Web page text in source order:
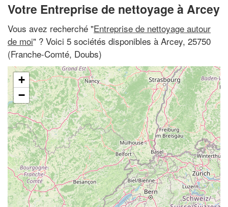
Votre Entreprise de nettoyage à Arcey
Vous avez recherché "Entreprise de nettoyage autour
de moi" ? Voici 5 sociétés disponibles à Arcey, 25750
(Franche-Comté, Doubs)
+
−